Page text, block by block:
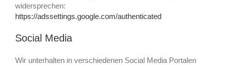
widersprechen:
https://adssettings.google.com/authenticated
Social Media
Wir unterhalten in verschiedenen Social Media Portalen